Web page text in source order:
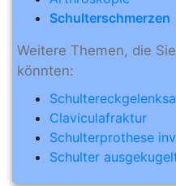
Schulterschmerzen
Weitere Themen, die
könnten:
Claviculafraktur
Schulterprothese
Schulter